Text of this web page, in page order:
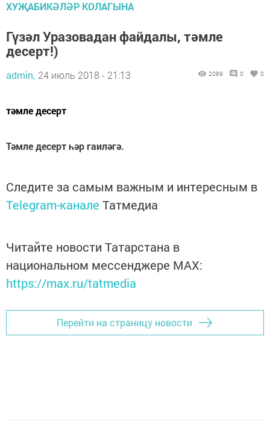
ХУҖАБИКӘЛӘР КОЛАГЫНА
Гүзәл Уразовадан файдалы, тәмле
десерт!)
admin, 24 июль 2018 - 21:13 2089 0 0
тәмле десерт
Тәмле десерт һәр гаиләгә.
Следите за самым важным и интересным в
Telegram-канале Татмедиа
Читайте новости Татарстана в
национальном мессенджере MАХ:
https://max.ru/tatmedia
Перейти на страницу новости